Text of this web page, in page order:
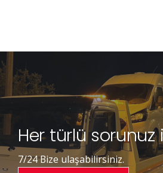
Her türlü sorunuz
7/24 Bize ulaşabilirsiniz.